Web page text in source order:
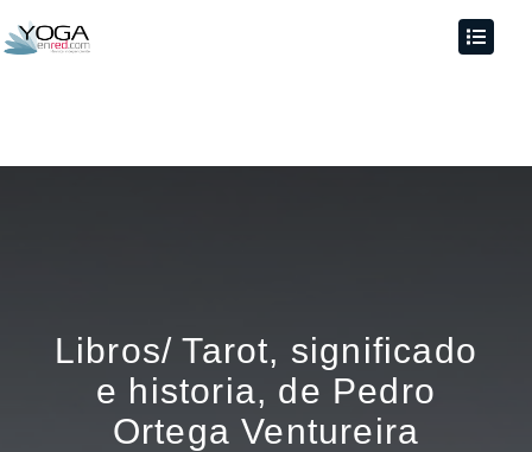
Libros/ Tarot, significado
e historia, de Pedro
Ortega Ventureira